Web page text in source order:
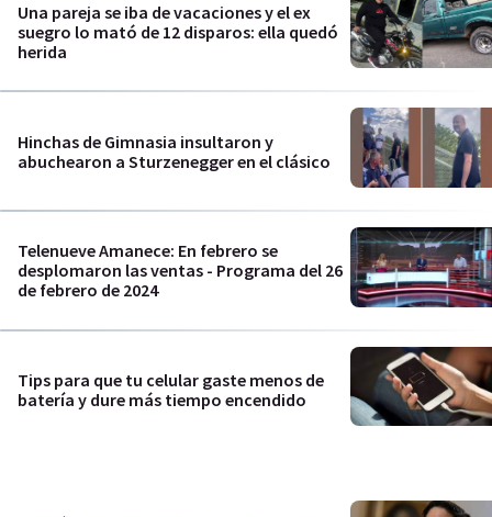
Una pareja se iba de vacaciones y el ex
suegro lo mató de 12 disparos: ella quedó
herida
Hinchas de Gimnasia insultaron y
abuchearon a Sturzenegger en el clásico
Telenueve Amanece: En febrero se
desplomaron las ventas - Programa del 26
de febrero de 2024
Tips para que tu celular gaste menos de
batería y dure más tiempo encendido